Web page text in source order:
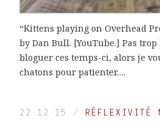
“Kittens playing on Overhead
by Dan Bull. [YouTube.] Pas
bloguer ces temps-ci, alors je
chatons pour patienter….
22·12·15 / RÉFLEXIVITÉ